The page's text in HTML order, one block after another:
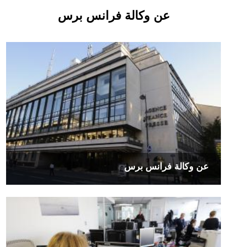
عن وكالة فرانس برس
عن وكالة فرانس برس
الصورة